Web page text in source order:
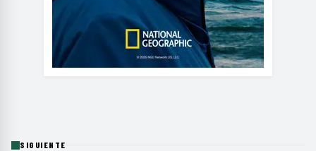
SIGUIENTE